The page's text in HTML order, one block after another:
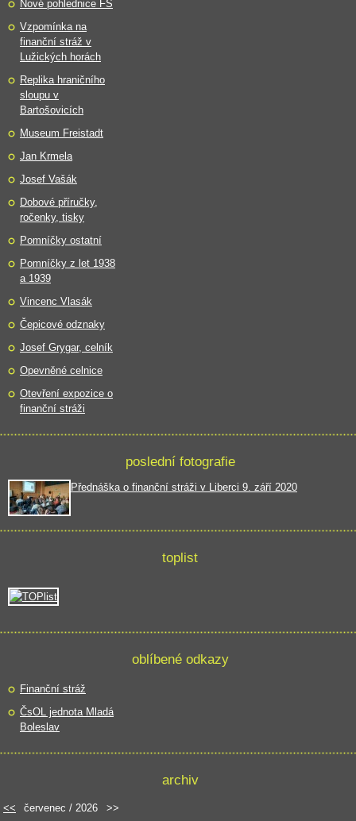
Nové pohlednice FS
Vzpomínka na
finanční stráž v
Lužických horách
Replika hraničního
sloupu v
Bartošovicích
Museum Freistadt
Jan Krmela
Josef Vašák
Dobové příručky,
ročenky, tisky
Pomníčky ostatní
Pomníčky z let 1938
a 1939
Vincenc Vlasák
Čepicové odznaky
Josef Grygar, celník
Opevněné celnice
Otevření expozice o
finanční stráži
poslední fotografie
Přednáška o finanční stráži v Liberci 9. září 2020
toplist
oblíbené odkazy
Finanční stráž
ČsOL jednota Mladá
Boleslav
archiv
<< červenec / 2026 >>